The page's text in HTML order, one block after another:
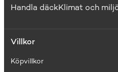
Handla däckKlimat och
Villkor
Köpvillkor